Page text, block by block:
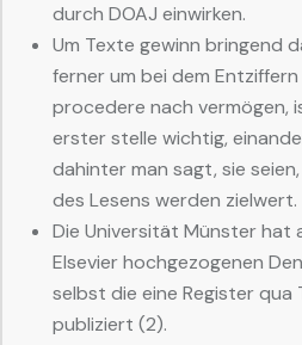
durch DOAJ einwirken.
Um Texte gewinn bringend
ferner um bei dem
procedere nach vermögen,
erster stelle wichtig,
dahinter man sagt, sie
des Lesens werden zielwert.
Die Universität Münster hat
Elsevier hochgezogenen
selbst die eine Register qua
publiziert (2).